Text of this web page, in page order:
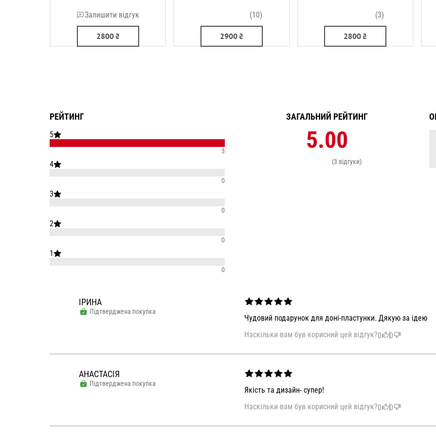
Залишити відгук
2800₴
(10)
2900₴
(3)
2800₴
РЕЙТИНГ
5
3
4
0
3
0
2
0
1
0
ЗАГАЛЬНИЙ РЕЙТИНГ
5.00
(3 відгуки)
ІРИНА
Підтверджена покупка
Чудовий подарунок для доні-пластунки. Дякую за ідею
Наскільки вам був корисний цей відгук?0 0
АНАСТАСІЯ
Підтверджена покупка
Якість та дизайн- супер!
Наскільки вам був корисний цей відгук?0 0